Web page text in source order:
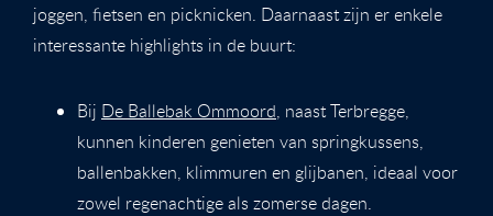
joggen, fietsen en picknicken. Daarnaast zijn er enkele
interessante highlights in de buurt:
Bij De Ballebak Ommoord, naast Terbregge,
kunnen kinderen genieten van springkussens,
ballenbakken, klimmuren en glijbanen, ideaal voor
zowel regenachtige als zomerse dagen.